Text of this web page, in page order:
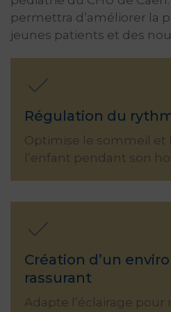
permettra d’améliorer la
jeunes patients et des
Régulation du
Optimise le sommeil et
l’enfant pendant son
Création d’un
rassurant
Adapte l’éclairage pour